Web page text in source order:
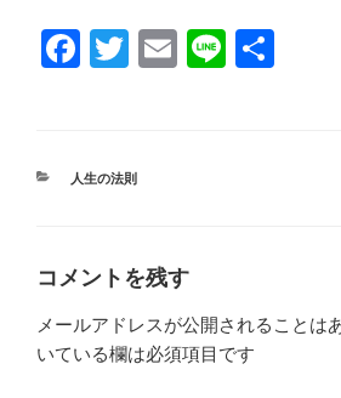
F
e
o
k
T
er
E
Li
カ
ー
人生の法則
コメントを残す
メールアドレスが公開されることは
いている欄は必須項目です